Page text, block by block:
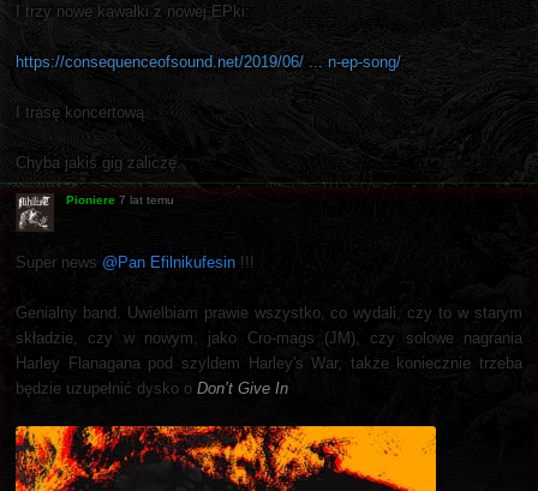
I trzy nowe kawałki z nowej EPki:
https://consequenceofsound.net/2019/06/ ... n-ep-song/
I trasę koncertową.
Chyba jakiś gig zaliczę.
Pioniere 7 lat temu
Super news @Pan Efilnikufesin !!!
Genialny band. Uwielbiam prawie wszystko, co wydali, czy to w starym
składzie, czy w nowym, jako Cro-mags (JM), czy solowe nagrania
Harley Flanagana pod szyldem Harley's War, także koniecznie trzeba
będzie uzupełnić dysko o Don’t Give In